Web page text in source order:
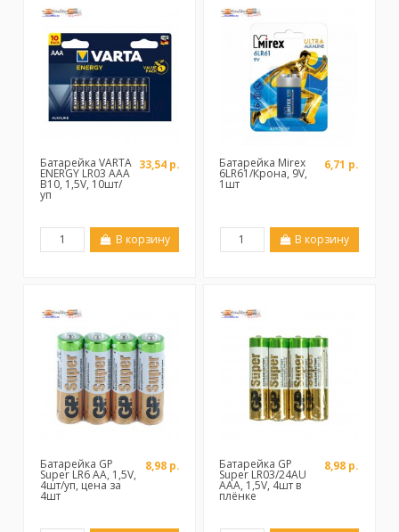
Батарейка VARTA
ENERGY LR03 AAA
B10, 1,5V, 10шт/
уп
33,54 р.
В корзину
Батарейка Mirex
6LR61/Крона, 9V,
1шт
6,71 р.
В корзину
Батарейка GP
Super LR6 AA, 1,5V,
4шт/уп, цена за
4шт
8,98 р. Батарейка GP
Super LR03/24AU
ААА, 1,5V, 4шт в
плёнке
8,98 р.